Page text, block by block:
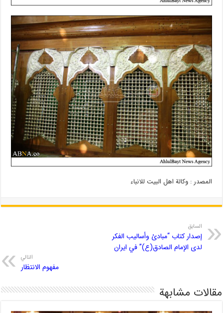
المصدر : وكالة اهل البيت للانباء
السابق
إصدار كتاب “مبادئ وأساليب الفكر
لدى الإمام الصادق(ع)” في ايران
التالي
مفهوم الانتظار
مقالات مشابهة